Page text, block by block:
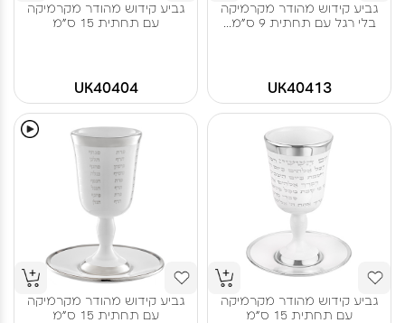
גביע קידוש מהודר מקרמיקה
בלי רגל עם תחתית 9 ס"מ...
UK40413
גביע קידוש מהודר מקרמיקה
עם תחתית 15 ס"מ
UK40404
גביע קידוש מהודר מקרמיקה
עם תחתית 15 ס"מ
גביע קידוש מהודר מקרמיקה
עם תחתית 15 ס"מ